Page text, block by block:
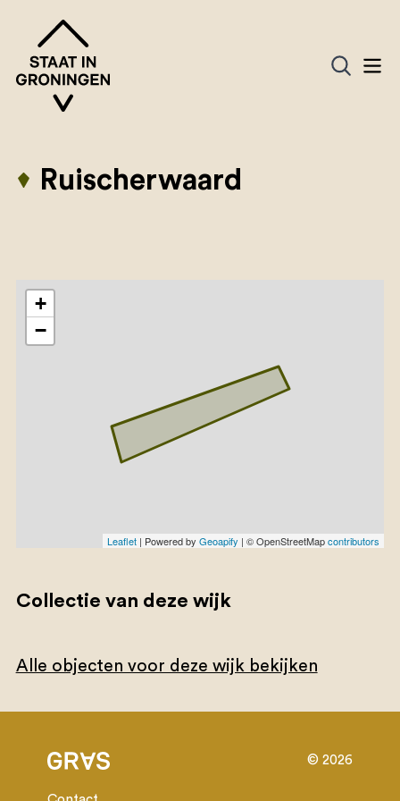
Ruischerwaard
+
−
Leaflet | Powered byGeoapify | © OpenStreetMapcontributors
Collectie van deze wijk
Alle objecten voor deze wijk bekijken
© 2026